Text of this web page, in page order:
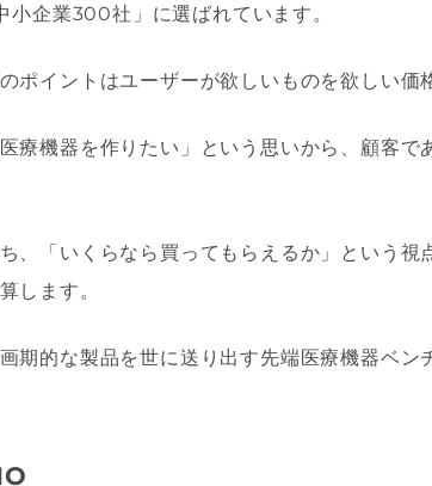
小企業300社」に選ばれています。
ポイントはユーザーが欲しいものを欲しい価
療機器を作りたい」という思いから、顧客で
、「いくらなら買ってもらえるか」という視
します。
期的な製品を世に送り出す先端医療機器ベン